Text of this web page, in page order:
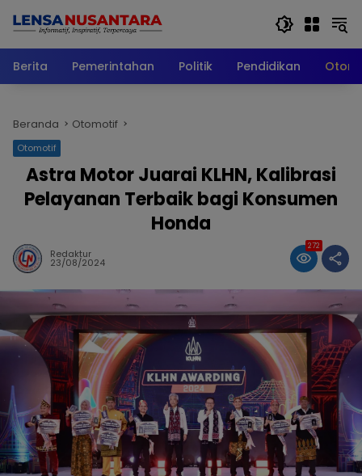
Berita
Pemerintahan Politik Pendidikan
Beranda Otomotif
Otomotif
Astra Motor Juarai KLHN, Kalibrasi
Pelayanan Terbaik bagi Konsumen
Honda
Redaktur
23/08/2024
272